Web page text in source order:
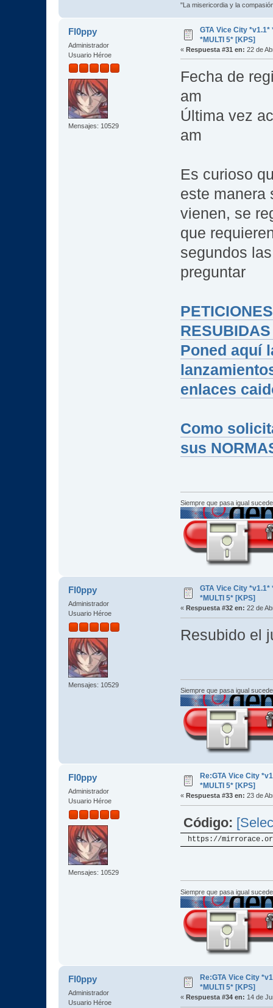
"La misericordia y la
Fl0ppy
Administrador
Usuario Héroe
Mensajes: 10529
GTA Vice City *v1.1*
*MULTI 5* [KPS]
« Respuesta #31 en: 22 de
Fecha de
am
Última vez
am
Es curioso
este manera
vienen, se
que
segundos
preguntar
Poned aquí
enlaces
Como
sus
Siempre que pasa igual
Fl0ppy
Administrador
Usuario Héroe
Mensajes: 10529
GTA Vice City *v1.1*
*MULTI 5* [KPS]
« Respuesta #32 en: 22 de
Resubido el
Siempre que pasa igual
Fl0ppy
Administrador
Usuario Héroe
Mensajes: 10529
Re:GTA Vice City
*MULTI 5* [KPS]
« Respuesta #33 en: 23 de
Código:
https://
Siempre que pasa igual
Fl0ppy
Administrador
Usuario Héroe
Re:GTA Vice City
*MULTI 5* [KPS]
« Respuesta #34 en: 14 de